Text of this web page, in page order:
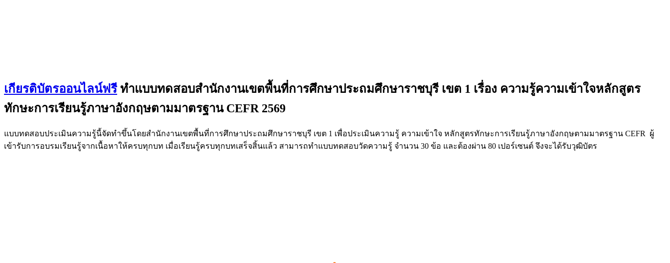
เกียรติบัตรออนไลน์ฟรีทำแบบทดสอบสำนักงานเขตพื้นที่การศึกษาประถมศึกษาราชบุรี เขต 1 เรื่อง ความรู้ความเข้าใจหลักสูตร
ทักษะการเรียนรู้ภาษาอังกฤษตามมาตรฐาน CEFR 2569
แบบทดสอบประเมินความรู้นี้จัดทำขึ้นโดยสำนักงานเขตพื้นที่การศึกษาประถมศึกษาราชบุรี เขต 1 เพื่อประเมินความรู้ ความเข้าใจ หลักสูตรทักษะการเรียนรู้ภาษาอังกฤษตามมาตรฐาน CEFR ผู้
เข้ารับการอบรมเรียนรู้จากเนื้อหาให้ครบทุกบท เมื่อเรียนรู้ครบทุกบทเสร็จสิ้นแล้ว สามารถทำแบบทดสอบวัดความรู้ จำนวน 30 ข้อ และต้องผ่าน 80 เปอร์เซนต์ จึงจะได้รับวุฒิบัตร